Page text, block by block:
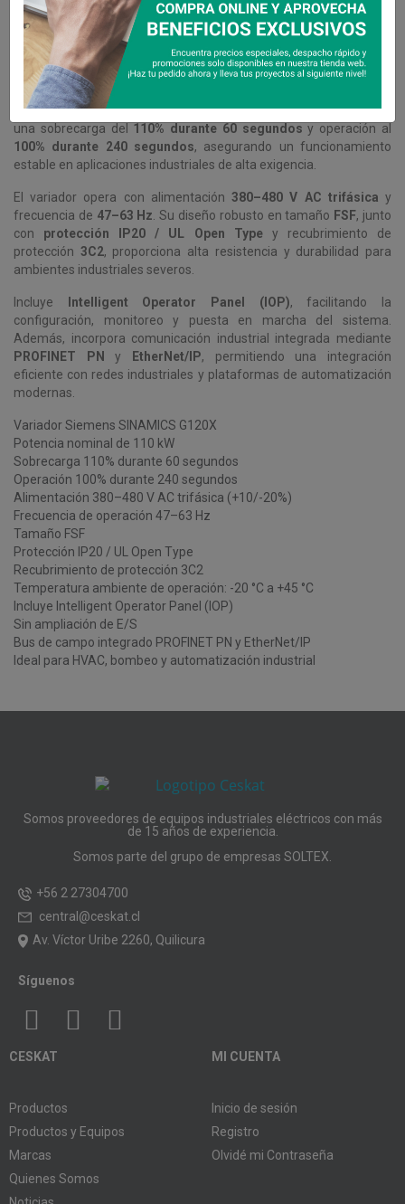
Siemens SINAMICS G120Xes un variador de frecuencia industrial
de alto rendimiento, diseñado para aplicaciones de bombeo,
ventilación, HVAC y automatización industrial que requieren
máxima eficiencia energética, confiabilidad y control preciso. Este
equipo entrega unapotencia asignada de 110 kW, soportando
una sobrecarga del 110% durante 60 segundos y operación al
100% durante 240 segundos, asegurando un funcionamiento
estable en aplicaciones industriales de alta exigencia.
El variador opera con alimentación380–480 V AC trifásica y
frecuencia de 47–63 Hz. Su diseño robusto en tamaño FSF, junto
con protección IP20 / UL Open Typey recubrimiento de
protección 3C2, proporciona alta resistencia y durabilidad para
ambientes industriales severos.
Incluye Intelligent Operator Panel (IOP), facilitando la
configuración, monitoreo y puesta en marcha del sistema.
Además, incorpora comunicación industrial integrada mediante
PROFINET PN
y EtherNet/IP, permitiendo una integración
eficiente con redes industriales y plataformas de automatización
modernas.
Variador Siemens SINAMICS G120X
Potencia nominal de 110 kW
Sobrecarga 110% durante 60 segundos
Operación 100% durante 240 segundos
Alimentación 380–480 V AC trifásica (+10/-20%)
Frecuencia de operación 47–63 Hz
Tamaño FSF
Protección IP20 / UL Open Type
Recubrimiento de protección 3C2
Temperatura ambiente de operación: -20 °C a +45 °C
Incluye Intelligent Operator Panel (IOP)
Sin ampliación de E/S
Bus de campo integrado PROFINET PN y EtherNet/IP
Ideal para HVAC, bombeo y automatización industrial
Somos proveedores de equipos industriales eléctricos con más
de 15 años de experiencia.
Somos parte del grupo de empresas SOLTEX.
+56 2 27304700
central@ceskat.cl
Av. Víctor Uribe 2260, Quilicura
Síguenos
CESKAT
Productos
Productos y Equipos
Marcas
Quienes Somos
MI CUENTA
Inicio de sesión
Registro
Olvidé mi Contraseña